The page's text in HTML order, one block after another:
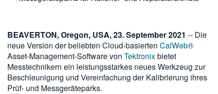
BEAVERTON, Oregon, USA, 23. September 2021 -- Die
neue Version der beliebten Cloud-basierten CalWeb®
Asset-Management-Software von Tektronixbietet
Messtechnikern ein leistungsstarkes neues Werkzeug zur
Beschleunigung und Vereinfachung der Kalibrierung ihres
Prüf- und Messgeräteparks.